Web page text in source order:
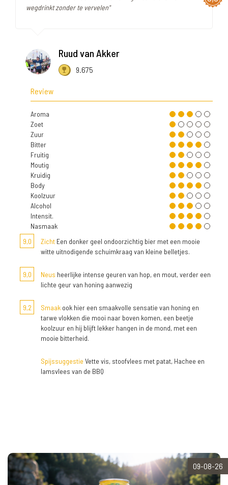
wegdrinkt zonder te vervelen"
Ruud van Akker
9.675
Review
Aroma
Zoet
Zuur
Bitter
Fruitig
Moutig
Kruidig
Body
Koolzuur
Alcohol
Intensit.
Nasmaak
9,0
Zicht Een donker geel ondoorzichtig bier met een mooie
witte uitnodigende schuimkraag van kleine belletjes.
9,0 Neus heerlijke intense geuren van hop, en mout, verder een
lichte geur van honing aanwezig
9,2 Smaak ook hier een smaakvolle sensatie van honing en
tarwe vlokken die mooi naar boven komen, een beetje
koolzuur en hij blijft lekker hangen in de mond, met een
mooie bitterheid.
Spijssuggestie Vette vis, stoofvlees met patat, Hachee en
lamsvlees van de BBQ
09-08-26